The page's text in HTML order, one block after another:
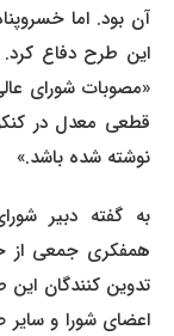
آن بود. اما
این طرح دفاع کرد.
«مصوبات شورای عالی
قطعی معدل در
نوشته شده باشد.»
به گفته دبیر
همفکری جمعی از
تدوین کنندگان این
اعضای شورا و سایر